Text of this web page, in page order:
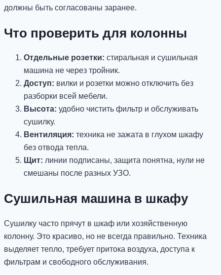
должны быть согласованы заранее.
Что проверить для колонны
Отдельные розетки: стиральная и сушильная
машина не через тройник.
Доступ: вилки и розетки можно отключить без
разборки всей мебели.
Высота: удобно чистить фильтр и обслуживать
сушилку.
Вентиляция: техника не зажата в глухом шкафу
без отвода тепла.
Щит: линии подписаны, защита понятна, нули не
смешаны после разных УЗО.
Сушильная машина в шкафу
Сушилку часто прячут в шкаф или хозяйственную
колонну. Это красиво, но не всегда правильно. Техника
выделяет тепло, требует притока воздуха, доступа к
фильтрам и свободного обслуживания.